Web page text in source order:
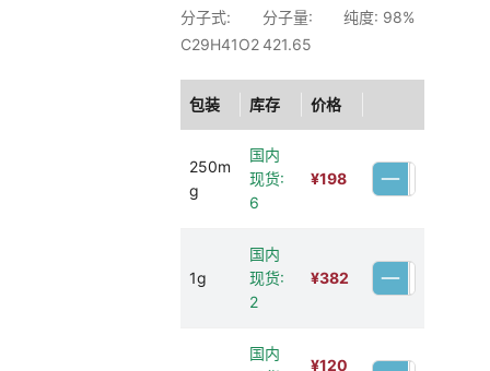
分子式:
C29H41O2
分子量:
421.65
纯度: 98%
包装 库存 价格
250m
g
国内
现货:
6
¥198
1g
国内
现货:
2
¥382
国内
¥120